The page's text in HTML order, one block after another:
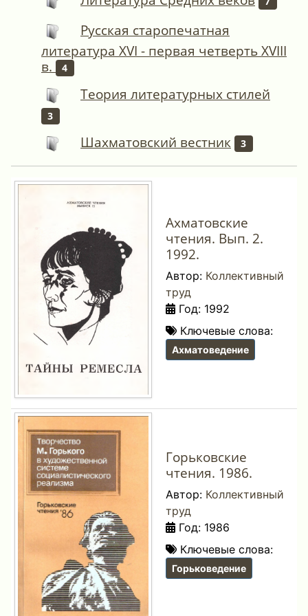
Русская старопечатная
литература XVI - первая четверть XVIII
в.
4
Теория литературных стилей
3
Шахматовский вестник 3
Ахматовские
чтения. Вып. 2.
1992.
Автор: Коллективный
труд
Год: 1992
Ключевые слова:
Ахматоведение
Горьковские
чтения. 1986.
Автор: Коллективный
труд
Год: 1986
Ключевые слова:
Горьковедение